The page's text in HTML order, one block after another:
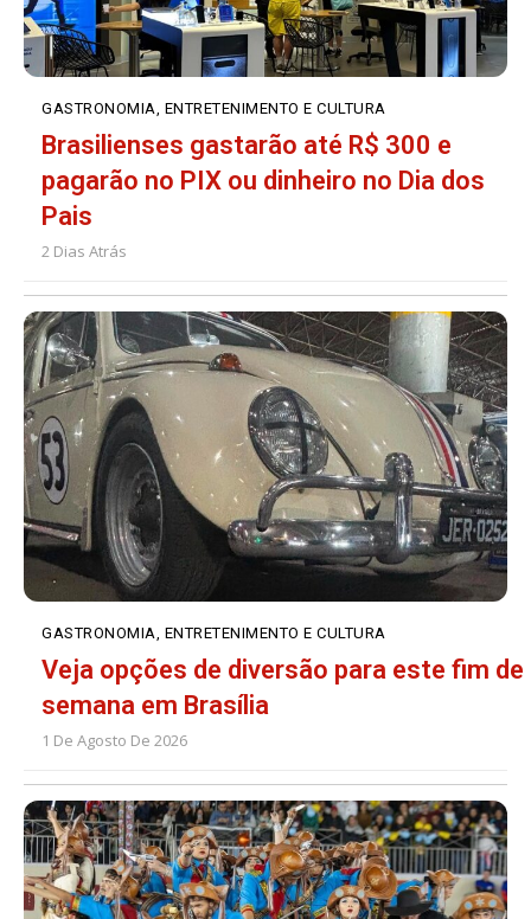
GASTRONOMIA, ENTRETENIMENTO E CULTURA
Brasilienses gastarão até R$ 300 e
pagarão no PIX ou dinheiro no Dia dos
Pais
2 Dias Atrás
GASTRONOMIA, ENTRETENIMENTO E CULTURA
Veja opções de diversão para este fim de
semana em Brasília
1 De Agosto De 2026